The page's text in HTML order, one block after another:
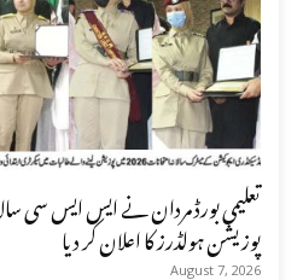
پوزیشن ہولڈرز کا اعلان کر دیا
August 7, 2026